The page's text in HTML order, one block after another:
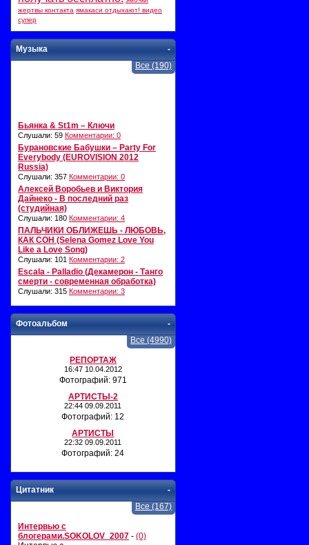
жертвы контакта ямакаси отдыхают! видео
супер
-
Музыка
Все (190)
Бьянка & St1m – Ключи
Слушали: 59 Комментарии: 0
Бурановские Бабушки – Party For
Everybody (EUROVISION 2012
Russia)
Слушали: 357 Комментарии: 0
Алексей Воробьев и Виктория
Дайнеко - В последний раз
(студийная)
Слушали: 180 Комментарии: 4
ПАЛЬЧИКИ ОБЛИЖЕШЬ - ЛЮБОВЬ,
КАК СОН (Selena Gomez Love You
Like a Love Song)
Слушали: 101 Комментарии: 2
Escala - Palladio (Декамерон - Танго
смерти - современная обработка)
Слушали: 315 Комментарии: 3
-
Фотоальбом
Все (4990)
РЕПОРТАЖ
16:47 10.04.2012
Фотографий: 971
АРТИСТЫ-2
22:44 09.09.2011
Фотографий: 12
АРТИСТЫ
22:32 09.09.2011
Фотографий: 24
-
Цитатник
Все (167)
Интервью с
блогерами.SOKOLOV_2007 - (0)